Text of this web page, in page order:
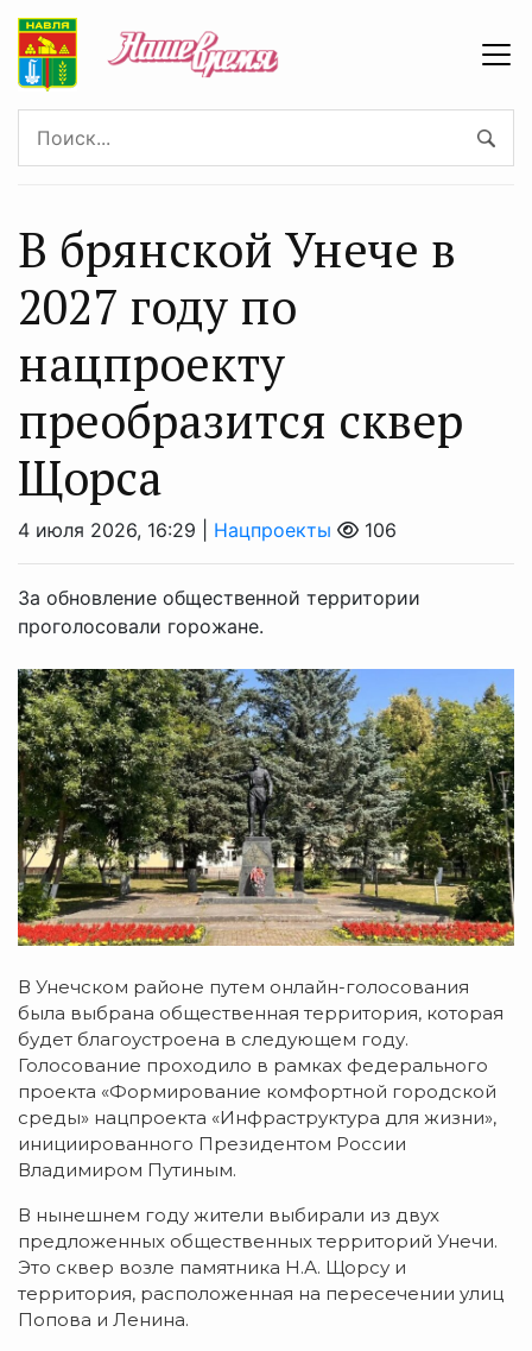
В брянской Унече в
2027 году по
нацпроекту
преобразится сквер
Щорса
4 июля 2026, 16:29 | Нацпроекты 106
За обновление общественной территории
проголосовали горожане.
В Унечском районе путем онлайн-голосования
была выбрана общественная территория, которая
будет благоустроена в следующем году.
Голосование проходило в рамках федерального
проекта «Формирование комфортной городской
среды» нацпроекта «Инфраструктура для жизни»,
инициированного Президентом России
Владимиром Путиным.
В нынешнем году жители выбирали из двух
предложенных общественных территорий Унечи.
Это сквер возле памятника Н.А. Щорсу и
территория, расположенная на пересечении улиц
Попова и Ленина.